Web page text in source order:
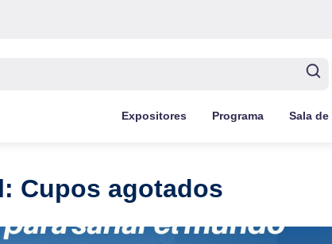
Expositores Programa Sala
Cupos agotados